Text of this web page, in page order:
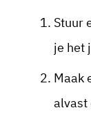
Stuur
je het
Maak
alvast